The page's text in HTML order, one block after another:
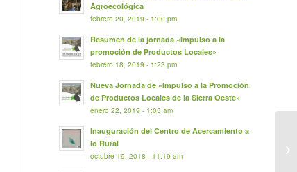
Agroecológica
febrero 20, 2019 - 1:00 pm
Resumen de la jornada «Impulso a la
promoción de Productos Locales»
febrero 18, 2019 - 1:23 pm
Nueva Jornada de «Impulso a la Promoción
de Productos Locales de la Sierra Oeste»
enero 22, 2019 - 1:05 am
Inauguración del Centro de Acercamiento a
lo Rural
octubre 19, 2018 - 11:19 am